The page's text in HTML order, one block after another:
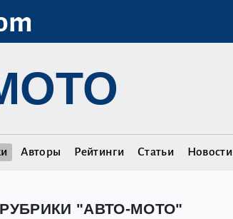
Авторы Рейтинги Статьи Новости
"АВТО-МОТО"